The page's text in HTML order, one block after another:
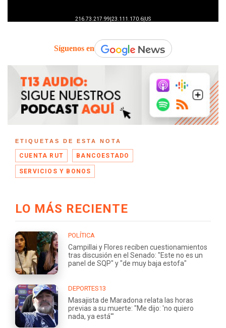
Síguenos en
ETIQUETAS DE ESTA NOTA
CUENTA RUT BANCOESTADO
SERVICIOS Y BONOS
LO MÁS RECIENTE
POLÍTICA
Campillai y Flores reciben cuestionamientos
tras discusión en el Senado: "Este no es un
panel de SQP" y "de muy baja estofa"
DEPORTES13
Masajista de Maradona relata las horas
previas a su muerte: "Me dijo: 'no quiero
nada, ya está'"